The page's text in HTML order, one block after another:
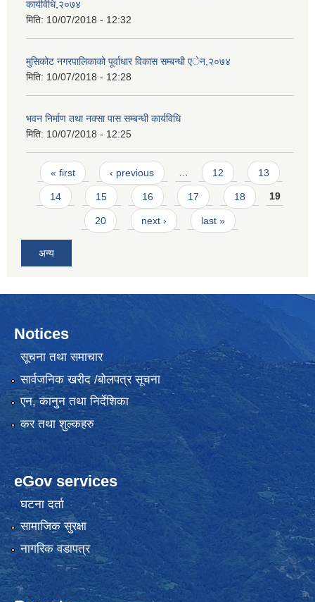
कार्यविधि,२०७४
मिति: 10/07/2018 - 12:32
मुसिकोट नगरपालिकाको पूर्वाधार विकास सम्बन्धी एेन,२०७४
मिति: 10/07/2018 - 12:28
भवन निर्माण तथा नक्सा पास सम्बन्धी कार्यविधि
मिति: 10/07/2018 - 12:25
Pages
« first ‹ previous … 12 13
14 15 16 17 18 19
20 next › last »
अन्य
Notices
सूचना तथा समाचार
सार्वजनिक खरीद /बोलपत्र सूचना
एन, कानुन तथा निर्देशिका
कर तथा शुल्कहरु
eGov services
घटना दर्ता
सामाजिक सुरक्षा
नागरिक वडापत्र